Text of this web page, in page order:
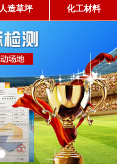
人造草坪 化工材料